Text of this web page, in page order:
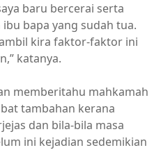
baru bercerai serta
bapa yang sudah tua.
kira faktor-faktor ini
katanya.
memberitahu mahkamah
tambahan kerana
dan bila-bila masa
ini kejadian sedemikian